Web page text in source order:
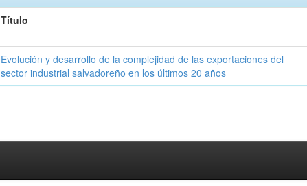
Título
Evolución y desarrollo de la complejidad de las exportaciones del
sector industrial salvadoreño en los últimos 20 años